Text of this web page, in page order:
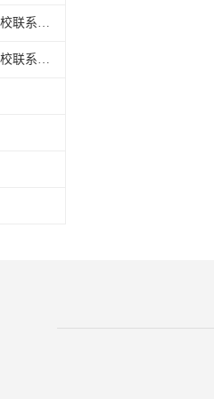
红河口腔医学中专学校联系方式
怒江临床医学中专学校联系方式